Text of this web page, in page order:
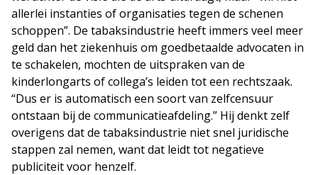
allerlei instanties of organisaties tegen de schenen
schoppen”. De tabaksindustrie heeft immers veel meer
geld dan het ziekenhuis om goedbetaalde advocaten in
te schakelen, mochten de uitspraken van de
kinderlongarts of collega’s leiden tot een rechtszaak.
“Dus er is automatisch een soort van zelfcensuur
ontstaan bij de communicatieafdeling.” Hij denkt zelf
overigens dat de tabaksindustrie niet snel juridische
stappen zal nemen, want dat leidt tot negatieve
publiciteit voor henzelf.